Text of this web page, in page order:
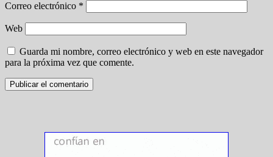
Correo electrónico *
Web
Guarda mi nombre, correo electrónico y web en este navegador
para la próxima vez que comente.